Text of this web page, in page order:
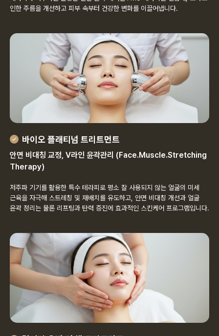
인한 주름을 개선하고 피부 속부터 건강한 변화를 이끌어냅니다.
바이오 플래티넘 트리트먼트
안면 비대칭 교정, V라인 윤곽관리 (Face.Muscle.Stretching
Therapy)
저주파 기기를 활용한 특수 테라피로 평소 잘 사용되지 않는 얼굴의 미세
근육을 자극해 스트레칭 및 재배치를 유도하고, 안면 비대칭 개선과 얼굴
윤곽 정리는 물론 리프팅과 탄력 증진에 효과적인 스킨케어 프로그램입니다.